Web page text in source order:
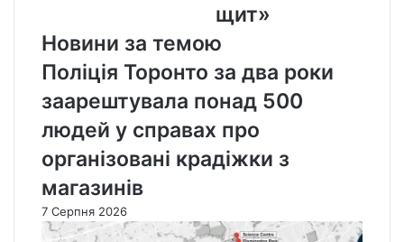
щит»
Новини за темою
Поліція Торонто за два роки
заарештувала понад 500
людей у справах про
організовані крадіжки з
магазинів
7 Серпня 2026